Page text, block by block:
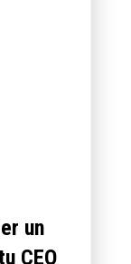
un
CEO